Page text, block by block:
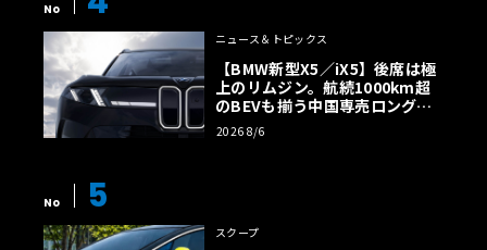
No
ニュース＆トピックス
【BMW新型X5／iX5】後席は極
上のリムジン。航続1000km超
のBEVも揃う中国専売ロング仕
様の全貌
2026 8/6
No 5
スクープ